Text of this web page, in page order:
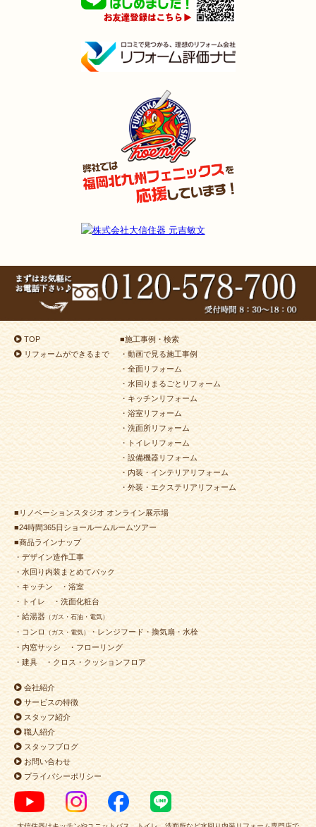
TOP
リフォームができるまで
■施工事例・検索
・動画で見る施工事例
・全面リフォーム
・水回りまるごとリフォーム
・キッチンリフォーム
・浴室リフォーム
・洗面所リフォーム
・トイレリフォーム
・設備機器リフォーム
・内装・インテリアリフォーム
・外装・エクステリアリフォーム
■リノベーションスタジオ オンライン展示場
■24時間365日ショールームルームツアー
■商品ラインナップ
・デザイン造作工事
・水回り内装まとめてパック
・キッチン
・浴室
・トイレ
・洗面化粧台
・給湯器 （ガス・石油・電気）
・コンロ （ガス・電気）・レンジフード・換気扇・水栓
・内窓サッシ
・フローリング
・建具
・クロス・クッションフロア
会社紹介
サービスの特徴
スタッフ紹介
職人紹介
スタッフブログ
お問い合わせ
プライバシーポリシー